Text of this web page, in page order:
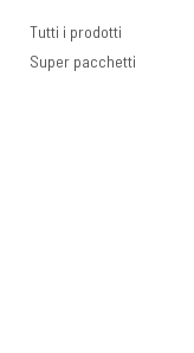
Tutti i prodotti
Super pacchetti